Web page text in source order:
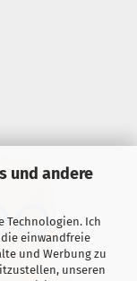
und andere
Technologien. Ich
einwandfreie
und Werbung zu
unseren